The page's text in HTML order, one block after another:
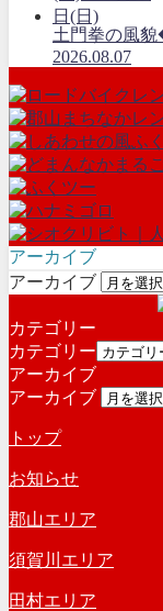
土門拳の風
2026.08.07
アーカイブ
アーカイブ
カテゴリー
カテゴリー
アーカイブ
アーカイブ
トップ
お知らせ
郡山エリア
須賀川エリア
田村エリア